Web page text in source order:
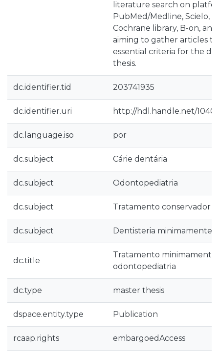
literature search on
PubMed/Medline, Scielo,
Cochrane library, B-on,
aiming to gather articles
essential criteria for the
thesis.
dc.identifier.tid 203741935
dc.identifier.uri http://hdl.handle.net/
dc.language.iso por
dc.subject Cárie dentária
dc.subject Odontopediatria
dc.subject Tratamento conservador
dc.subject Dentisteria minimamente
dc.title
Tratamento minimamente
odontopediatria
dc.type master thesis
dspace.entity.type Publication
rcaap.rights embargoedAccess